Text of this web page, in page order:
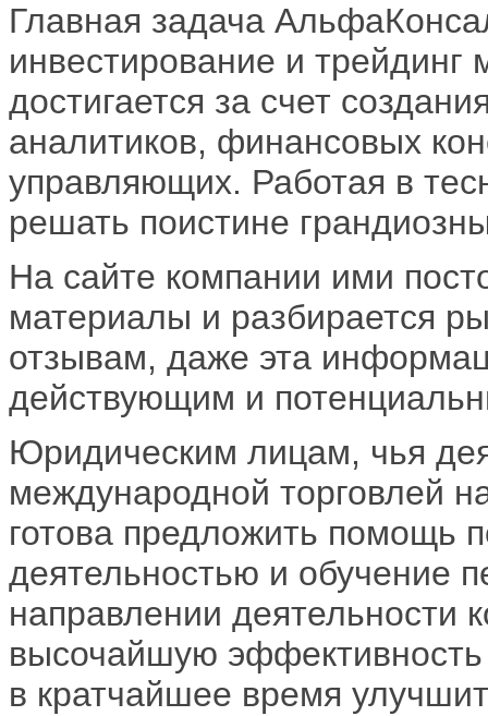
Главная задача
инвестирование и
достигается за счет
аналитиков, финансовых
управляющих. Работая в
решать поистине
На сайте компании ими
материалы и разбирается
отзывам, даже эта
действующим и
Юридическим лицам, чья
международной торговлей
готова предложить помощь
деятельностью и обучение
направлении деятельности
высочайшую эффективность
в кратчайшее время